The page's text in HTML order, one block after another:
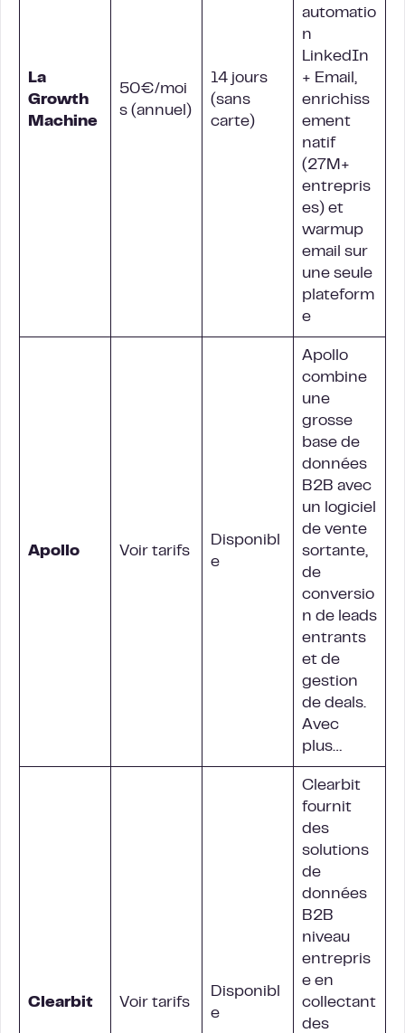
La
Growth
Machine
50€/moi
s (annuel)
14 jours
(sans
carte)
automatio
n
LinkedIn
+ Email,
enrichiss
ement
natif
(27M+
entrepris
es) et
warmup
email sur
une seule
plateform
e
Apollo Voir tarifs
Disponibl
e
Apollo
combine
une
grosse
base de
données
B2B avec
un logiciel
de vente
sortante,
de
conversio
n de leads
entrants
et de
gestion
de deals.
Avec
plus…
Clearbit Voir tarifs
Disponibl
e
Clearbit
fournit
des
solutions
de
données
B2B
niveau
entrepris
e en
collectant
des